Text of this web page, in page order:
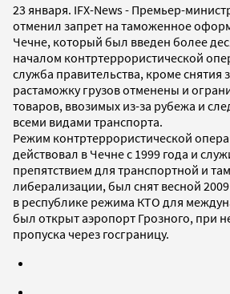
23 января. IFX-News - Премьер-
отменил запрет на таможенное
Чечне, который был введен более
началом контртеррористической
служба правительства, кроме снятия
растаможку грузов отменены и
товаров, ввозимых из-за рубежа и
всеми видами транспорта.
Режим контртеррористической
действовал в Чечне с 1999 года и
препятствием для транспортной и
либерализации, был снят весной
в республике режима КТО для
был открыт аэропорт Грозного, при
пропуска через госграницу.